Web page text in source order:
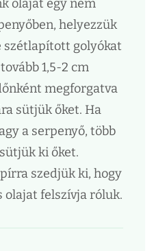
olajat egy nem
helyezzük
szétlapított golyókat
1,5-2 cm
megforgatva
sütjük őket. Ha
a serpenyő, több
ki őket.
szedjük ki, hogy
olajat felszívja róluk.